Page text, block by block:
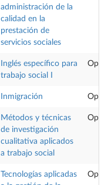
administración de la
calidad en la
prestación de
servicios sociales
Inglés específico para
trabajo social I
Inmigración
Métodos y técnicas
de investigación
cualitativa aplicados
a trabajo social
Tecnologías aplicadas